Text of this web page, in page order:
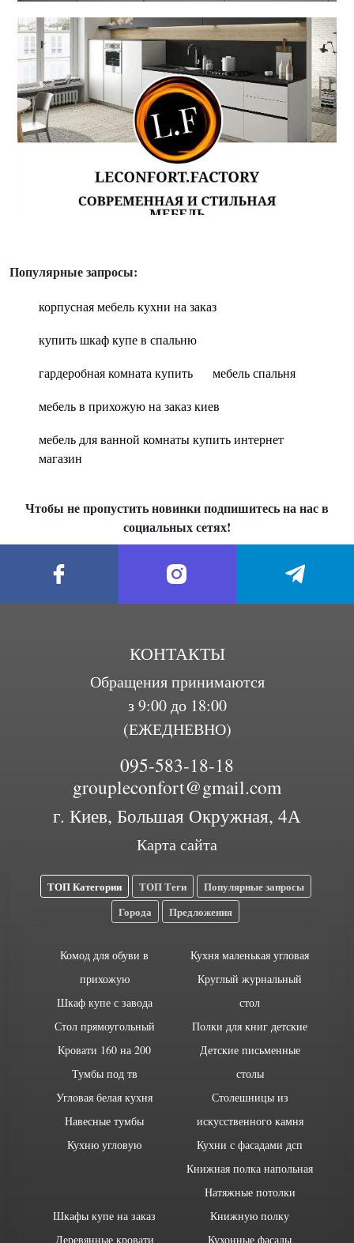
Популярные запросы:
корпусная мебель кухни на заказ
купить шкаф купе в спальню
гардеробная комната купить
мебель спальня
мебель в прихожую на заказ киев
мебель для ванной комнаты купить интернет
магазин
Чтобы не пропустить новинки подпишитесь на нас в
социальных сетях!
КОНТАКТЫ
Обращения принимаются
з 9:00 до 18:00
(ЕЖЕДНЕВНО)
095-583-18-18
groupleconfort@gmail.com
г. Киев, Большая Окружная, 4А
Карта сайта
ТОП Категории ТОП Теги
Популярные запросы
Города
Предложения
Комод для обуви в
прихожую
Шкаф купе с завода
Стол прямоугольный
Кровати 160 на 200
Тумбы под тв
Угловая белая кухня
Навесные тумбы
Кухню угловую
Кухня маленькая угловая
Круглый журнальный
стол
Полки для книг детские
Детские письменные
столы
Столешницы из
искусственного камня
Кухни с фасадами дсп
Книжная полка напольная
Натяжные потолки
Шкафы купе на заказ
Деревянные кровати
Книжную полку
Кухонные фасады